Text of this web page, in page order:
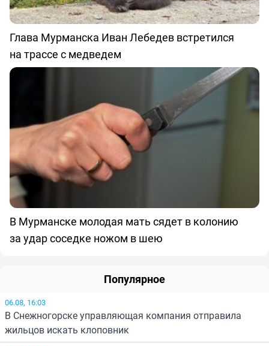
Глава Мурманска Иван Лебедев встретился
на трассе с медведем
В Мурманске молодая мать сядет в колонию
за удар соседке ножом в шею
Популярное
06.08, 16:03
В Снежногорске управляющая компания отправила
жильцов искать клоповник